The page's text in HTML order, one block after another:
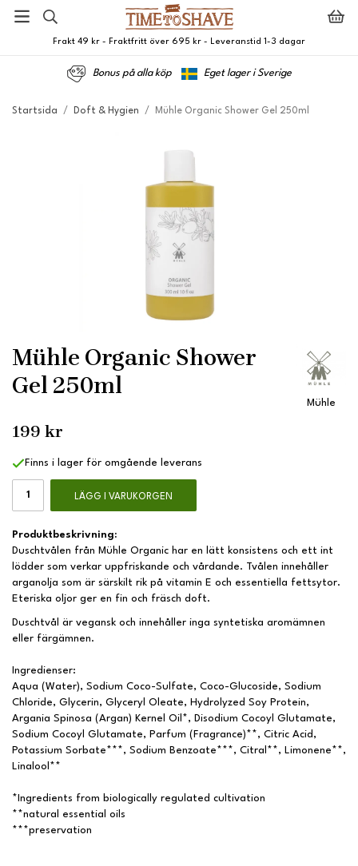
Frakt 49 kr - Fraktfritt över 695 kr - Leveranstid 1-3 dagar
Bonus på alla köp Eget lager i Sverige
Startsida / Doft & Hygien / Mühle Organic Shower Gel 250ml
Mühle Organic Shower
Gel 250ml
Mühle
199 kr
Finns i lager för omgående leverans
LÄGG I VARUKORGEN
Produktbeskrivning:
Duschtvålen från Mühle Organic har en lätt konsistens och ett int
lödder som verkar uppfriskande och vårdande. Tvålen innehåller
arganolja som är särskilt rik på vitamin E och essentiella fettsytor.
Eteriska oljor ger en fin och fräsch doft.
Duschtvål är vegansk och innehåller inga syntetiska aromämnen
eller färgämnen.
Ingredienser:
Aqua (Water), Sodium Coco-Sulfate, Coco-Glucoside, Sodium
Chloride, Glycerin, Glyceryl Oleate, Hydrolyzed Soy Protein,
Argania Spinosa (Argan) Kernel Oil*, Disodium Cocoyl Glutamate,
Sodium Cocoyl Glutamate, Parfum (Fragrance)**, Citric Acid,
Potassium Sorbate***, Sodium Benzoate***, Citral**, Limonene**,
Linalool**
*Ingredients from biologically regulated cultivation
**natural essential oils
***preservation